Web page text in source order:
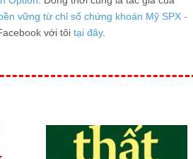
vững từ chỉ số chứng khoán Mỹ SPX -
với tôi tại đây.